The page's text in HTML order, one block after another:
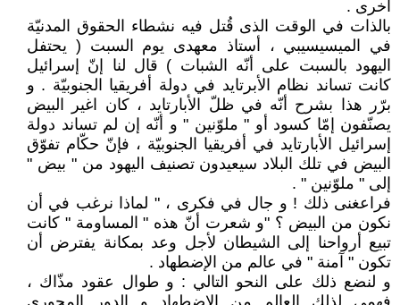
أخرى .
بالذات في الوقت الذى قُتل فيه نشطاء الحقوق المدنيّة
في الميسيسيبي ، أستاذ معهدى يوم السبت ( يحتفل
اليهود بالسبت على أنّه الشبات ) قال لنا إنّ إسرائيل
كانت تساند نظام الأبرتايد في دولة أفريقيا الجنوبيّة . و
برّر هذا بشرح أنّه في ظلّ الأبارتايد ، كان اغير البيض
يصنّفون إمّا كسود أو " ملوّنين " و أنّه إن لم تساند دولة
إسرائيل الأبارتايد في أفريقيا الجنوبيّة ، فإنّ حكّام تفوّق
البيض في تلك البلاد سيعيدون تصنيف اليهود من " بيض "
إلى " ملوّنين " .
فراعغنى ذلك ! و جال في فكرى ، " لماذا نرغب في أن
نكون من البيض ؟ "و شعرت أنّ هذه " المساومة " كانت
تبيع أرواحنا إلى الشيطان لأجل وعد بمكانة يفترض أن
تكون " آمنة " في عالم من الإضطهاد .
و لنضع ذلك على النحو التالي : و طوال عقود مذّاك ،